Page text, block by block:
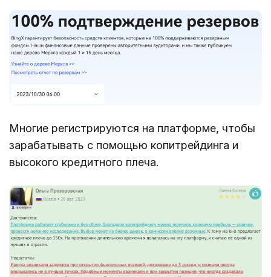
Многие регистрируются на платформе, чтобы
зарабатывать с помощью копитрейдинга и
высокого кредитного плеча.